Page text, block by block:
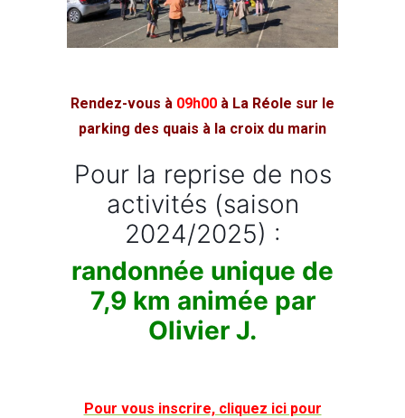
Rendez-vous à 09h00 à La Réole sur le
parking des quais à la croix du marin
Pour la reprise de nos
activités (saison
2024/2025) :
randonnée unique de
7,9 km animée par
Olivier J.
Pour vous inscrire, cliquez ici pour